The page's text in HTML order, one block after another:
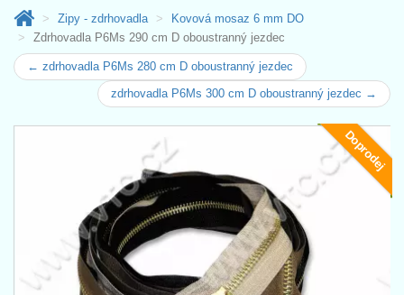
Zipy - zdrhovadla
Kovová mosaz 6 mm DO
Zdrhovadla P6Ms 290 cm D oboustranný jezdec
← zdrhovadla P6Ms 280 cm D oboustranný jezdec
zdrhovadla P6Ms 300 cm D oboustranný jezdec →
Doprodej